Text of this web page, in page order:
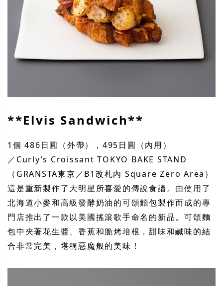
**Elvis Sandwich**
1個 486日圓（外帶），495日圓（內用）
／Curly’s Croissant TOKYO BAKE STAND
（GRANSTA東京／B1改札內 Square Zero Area）
這是重新製作了大明星所喜愛的傳說食譜。由使用了
北海道小麥和高級發酵奶油的可頌麵包製作而成的專
門店推出了一款以美國搖滾歌手命名的新品。可頌麵
包中夾著花生醬、香蕉和脆烤培根，甜味和鹹味的結
合非常完美，堪稱惡魔般的美味！